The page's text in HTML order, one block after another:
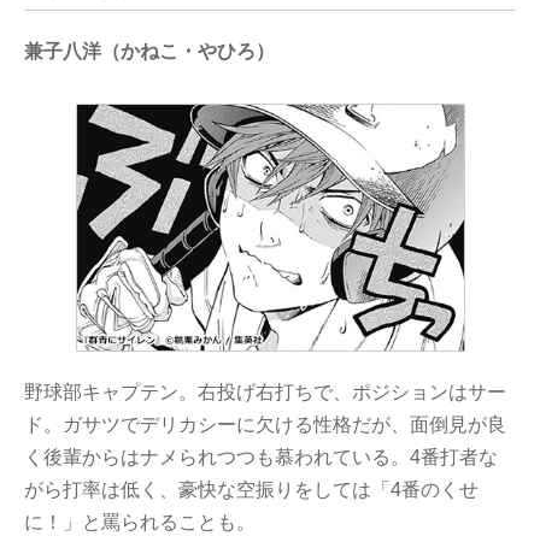
兼子八洋（かねこ・やひろ）
野球部キャプテン。右投げ右打ちで、ポジションはサー
ド。ガサツでデリカシーに欠ける性格だが、面倒見が良
く後輩からはナメられつつも慕われている。4番打者な
がら打率は低く、豪快な空振りをしては「4番のくせ
に！」と罵られることも。